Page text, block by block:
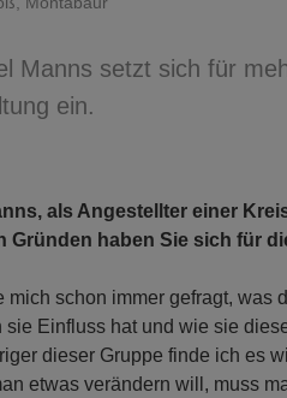
Manns setzt sich für
ein.
als Angestellter einer
Gründen haben Sie sich für
mich schon immer gefragt,
sie Einfluss hat und wie sie
dieser Gruppe finde ich es
etwas verändern will, muss